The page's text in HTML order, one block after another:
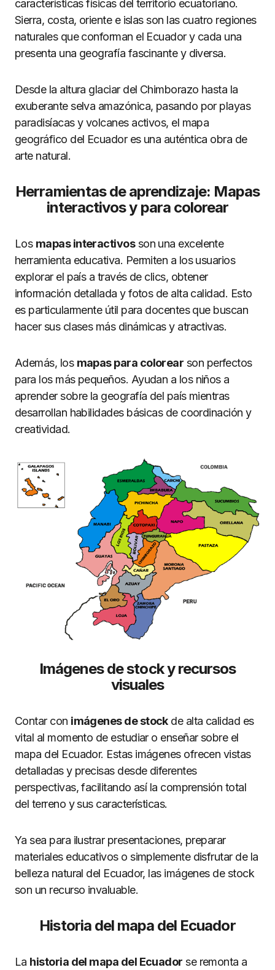
características físicas del territorio ecuatoriano.
Sierra, costa, oriente e islas son las cuatro regiones
naturales que conforman el Ecuador y cada una
presenta una geografía fascinante y diversa.
Desde la altura glaciar del Chimborazo hasta la
exuberante selva amazónica, pasando por playas
paradisíacas y volcanes activos, el mapa
geográfico del Ecuador es una auténtica obra de
arte natural.
Herramientas de aprendizaje: Mapas
interactivos y para colorear
Los mapas interactivosson una excelente
herramienta educativa. Permiten a los usuarios
explorar el país a través de clics, obtener
información detallada y fotos de alta calidad. Esto
es particularmente útil para docentes que buscan
hacer sus clases más dinámicas y atractivas.
Además, los mapas para colorear son perfectos
para los más pequeños. Ayudan a los niños a
aprender sobre la geografía del país mientras
desarrollan habilidades básicas de coordinación y
creatividad.
Imágenes de stock y recursos
visuales
Contar con imágenes de stockde alta calidad es
vital al momento de estudiar o enseñar sobre el
mapa del Ecuador. Estas imágenes ofrecen vistas
detalladas y precisas desde diferentes
perspectivas, facilitando así la comprensión total
del terreno y sus características.
Ya sea para ilustrar presentaciones, preparar
materiales educativos o simplemente disfrutar de la
belleza natural del Ecuador, las imágenes de stock
son un recurso invaluable.
Historia del mapa del Ecuador
La historia del mapa del Ecuador se remonta a